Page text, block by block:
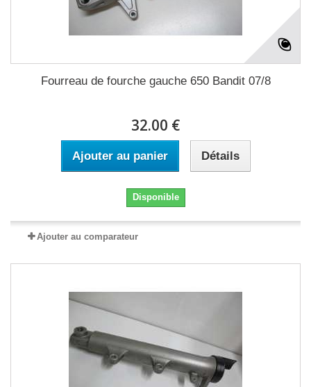
Fourreau de fourche gauche 650 Bandit 07/8
32.00 €
Ajouter au panier Détails
Disponible
Ajouter au comparateur